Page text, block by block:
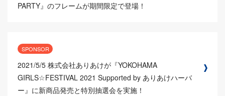
PARTY』のフレームが期間限定で登場！
SPONSOR
2021/5/5 株式会社ありあけが『YOKOHAMA
GIRLS☆FESTIVAL 2021 Supported by ありあけハーバ
ー』に新商品発売と特別抽選会を実施！